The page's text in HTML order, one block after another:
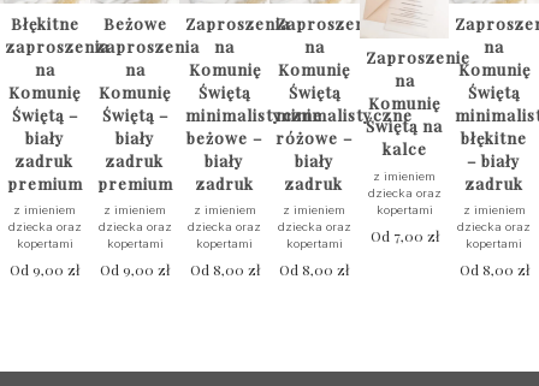
Błękitne
zaproszenia
na
Komunię
Świętą –
biały
zadruk
premium
z imieniem
dziecka oraz
kopertami
Od9,00zł
Beżowe
zaproszenia
na
Komunię
Świętą –
biały
zadruk
premium
z imieniem
dziecka oraz
kopertami
Od 9,00 zł
Zaproszenia
na
Komunię
Świętą
minimalistyczne
beżowe –
biały
zadruk
z imieniem
dziecka oraz
kopertami
Od 8,00 zł
Zaproszenia
na
Komunię
Świętą
minimalistyczne
różowe –
biały
zadruk
z imieniem
dziecka oraz
kopertami
Od 8,00zł
Zaproszenie
na
Komunię
Świętą na
kalce
z imieniem
dziecka oraz
kopertami
Od 7,00 zł
na
Komunię
Świętą
błękitne
– biały
zadruk
z imieniem
dziecka oraz
kopertami
Od 8,00 zł